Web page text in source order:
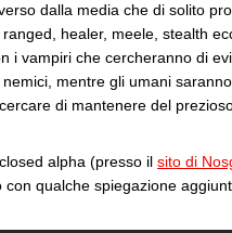
dalla media che di solito
healer, meele, stealth
i vampiri che cercheranno di
mentre gli umani
di mantenere del
alpha (presso il sito di
qualche spiegazione